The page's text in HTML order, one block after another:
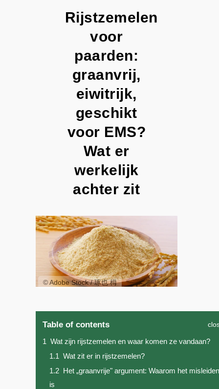
Rijstzemelen
voor
paarden:
graanvrij,
eiwitrijk,
geschikt
voor EMS?
Wat er
werkelijk
achter zit
© Adobe Stock / 琢也 栂
Table of contents
1 Wat zijn rijstzemelen en waar komen ze vandaan?
1.1 Wat zit er in rijstzemelen?
1.2 Het „graanvrije" argument: Waarom het
is